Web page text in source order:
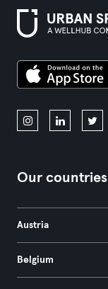
Our countries
Austria
Belgium